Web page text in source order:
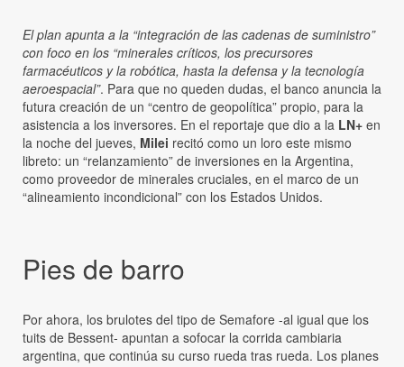
El plan apunta a la “integración de las cadenas de suministro”
con foco en los “minerales críticos, los precursores
farmacéuticos y la robótica, hasta la defensa y la tecnología
aeroespacial”. Para que no queden dudas, el banco anuncia la
futura creación de un “centro de geopolítica” propio, para la
asistencia a los inversores. En el reportaje que dio a la LN+ en
la noche del jueves, Milei recitó como un loro este mismo
libreto: un “relanzamiento” de inversiones en la Argentina,
como proveedor de minerales cruciales, en el marco de un
“alineamiento incondicional” con los Estados Unidos.
Pies de barro
Por ahora, los brulotes del tipo de Semafore -al igual que los
tuits de Bessent- apuntan a sofocar la corrida cambiaria
argentina, que continúa su curso rueda tras rueda. Los planes